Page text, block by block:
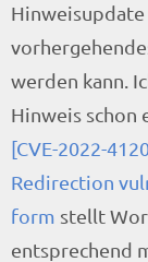
werden kann.
Hinweis schon
[CVE-2022-
Redirection
form stellt
entsprechend